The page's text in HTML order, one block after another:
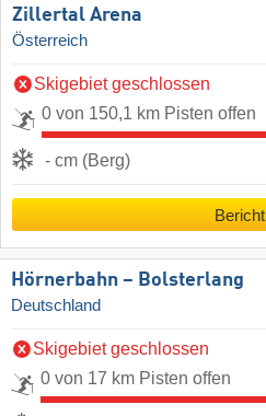
Zillertal Arena
Österreich
Skigebiet geschlossen
0 von 150,1 km Pisten offen
- cm (Berg)
Bericht
Hörnerbahn – Bolsterlang
Deutschland
Skigebiet geschlossen
0 von 17 km Pisten offen